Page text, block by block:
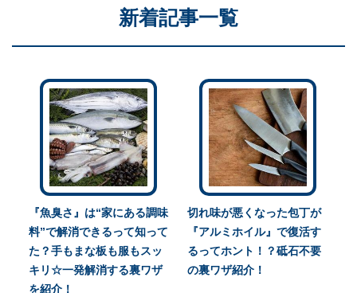
新着記事一覧
『魚臭さ』は“家にある調味
料”で解消できるって知って
た？手もまな板も服もスッ
キリ☆一発解消する裏ワザ
を紹介！
切れ味が悪くなった包丁が
『アルミホイル』で復活す
るってホント！？砥石不要
の裏ワザ紹介！